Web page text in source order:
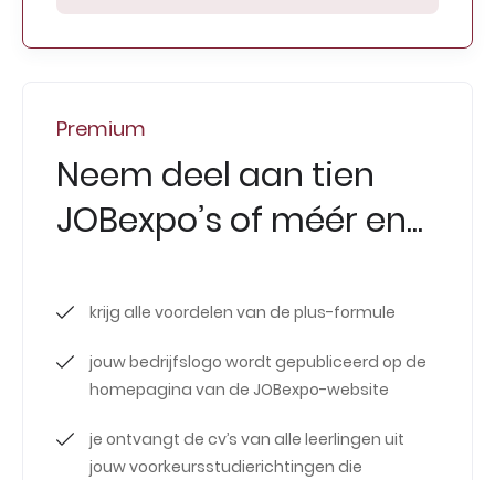
Premium
Neem deel aan tien
JOBexpo’s of méér en...
krijg alle voordelen van de plus-formule
jouw bedrijfslogo wordt gepubliceerd op de
homepagina van de JOBexpo-website
je ontvangt de cv’s van alle leerlingen uit
jouw voorkeursstudierichtingen die